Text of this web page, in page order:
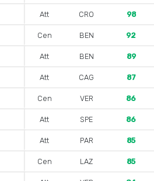
Att CRO 98
Cen BEN 92
Att BEN 89
Att CAG 87
Cen VER 86
Att SPE 86
Att PAR 85
Cen LAZ 85